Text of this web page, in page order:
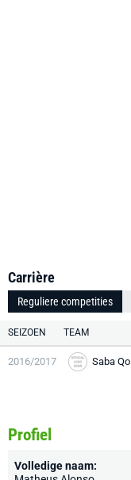
Carrière
Reguliere competities
SEIZOEN TEAM
2016/2017 Saba Qom
Profiel
Volledige naam: